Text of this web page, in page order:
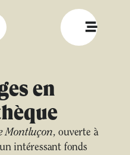
en
Montluçon, ouverte à
intéressant fonds